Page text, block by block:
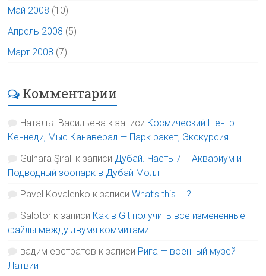
Май 2008 (10)
Апрель 2008 (5)
Март 2008 (7)
Комментарии
Наталья Васильева к записи Космический Центр
Кеннеди, Мыс Канаверал — Парк ракет, Экскурсия
Gulnara Şirali к записи Дубай. Часть 7 – Аквариум и
Подводный зоопарк в Дубай Молл
Pavel Kovalenko к записиWhat’s this … ?
Salotor к записи Как в Git получить все изменённые
файлы между двумя коммитами
вадим евстратов к записи Рига — военный музей
Латвии